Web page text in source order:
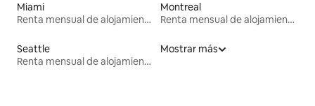
Miami
Renta mensual de alojamientos
Montreal
Renta mensual de alojamientos
Seattle
Renta mensual de alojamientos
Mostrar más